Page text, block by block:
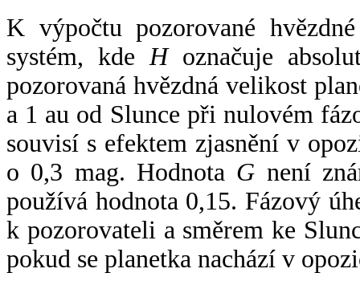
K výpočtu pozorované
systém, kde Hoznačuje
pozorovaná hvězdná velikost
a 1 au od Slunce při nulovém
souvisí s efektem zjasnění v
o 0,3 mag. Hodnota G není
používá hodnota 0,15. Fázový
k pozorovateli a směrem ke
pokud se planetka nachází v